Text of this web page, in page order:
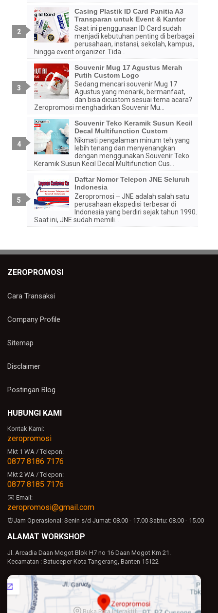
Casing Plastik ID Card Panitia A3
Transparan untuk Event & Kantor
Saat ini penggunaan ID Card sudah
menjadi kebutuhan penting di berbagai
perusahaan, instansi, sekolah, kampus,
hingga event organizer. Tida...
Souvenir Mug 17 Agustus Merah
Putih Custom Logo
Sedang mencari souvenir Mug 17
Agustus yang menarik, bermanfaat,
dan bisa dicustom sesuai tema acara?
Zeropromosi menghadirkan Souvenir Mu...
Souvenir Teko Keramik Susun Kecil
Decal Multifunction Custom
Nikmati pengalaman minum teh yang
lebih tenang dan menyenangkan
dengan menggunakan Souvenir Teko
Keramik Susun Kecil Decal Multifunction Cus...
Daftar Nomor Telepon JNE Seluruh
Indonesia
Zeropromosi – JNE adalah salah satu
perusahaan ekspedisi terbesar di
Indonesia yang berdiri sejak tahun 1990.
Saat ini, JNE sudah memili...
ZEROPROMOSI
Cara Transaksi
Company Profile
Sitemap
Disclaimer
Postingan Blog
HUBUNGI KAMI
Kontak Kami:
zeropromosi
Mkt 1 WA / Telepon:
0877 8186 7176
Mkt 2 WA / Telepon:
0877 8185 7176
✉️ Email:
zeropromosi@gmail.com
⏰Jam Operasional: Senin s/d Jumat: 08.00 - 17.00 Sabtu: 08.00 - 15.00
ALAMAT WORKSHOP
Jl. Arcadia Daan Mogot Blok H7 no 16 Daan Mogot Km 21.
Kecamatan : Batuceper Kota Tangerang, Banten 15122
Buka Peta Interaktif